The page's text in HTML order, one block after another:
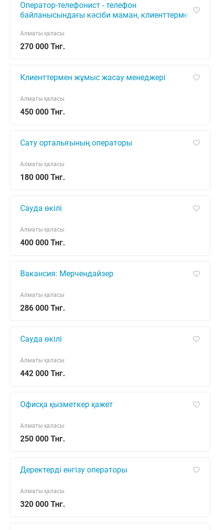
Оператор-телефонист - телефон
байланысындағы кәсіби маман, клиенттермен
Олардың міндеттеріне телефон хабарл
270 000 Тнг.
Алматы қаласы
Клиенттермен жұмыс жасау менеджері
450 000 Тнг.
Алматы қаласы
Сату орталығының операторы
180 000 Тнг.
Алматы қаласы
Сауда өкілі
400 000 Тнг.
Алматы қаласы
Вакансия: Мерчендайзер
286 000 Тнг.
Алматы қаласы
Сауда өкілі
442 000 Тнг.
Алматы қаласы
Офисқа қызметкер қажет
250 000 Тнг.
Алматы қаласы
Деректерді енгізу операторы
320 000 Тнг.
Алматы қаласы